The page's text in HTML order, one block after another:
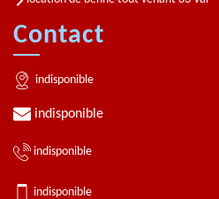
Contact
indisponible
indisponible
indisponible
indisponible